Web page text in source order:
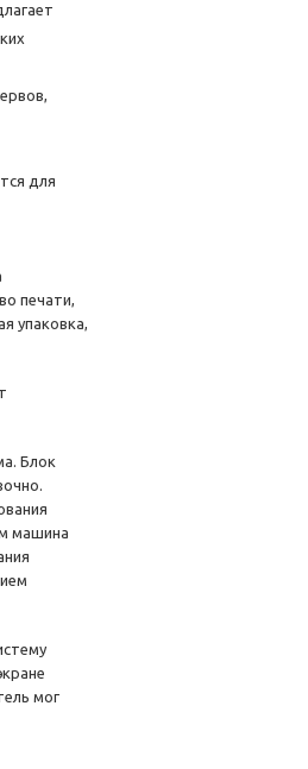
для
печати,
упаковка,
Блок
машина
мог